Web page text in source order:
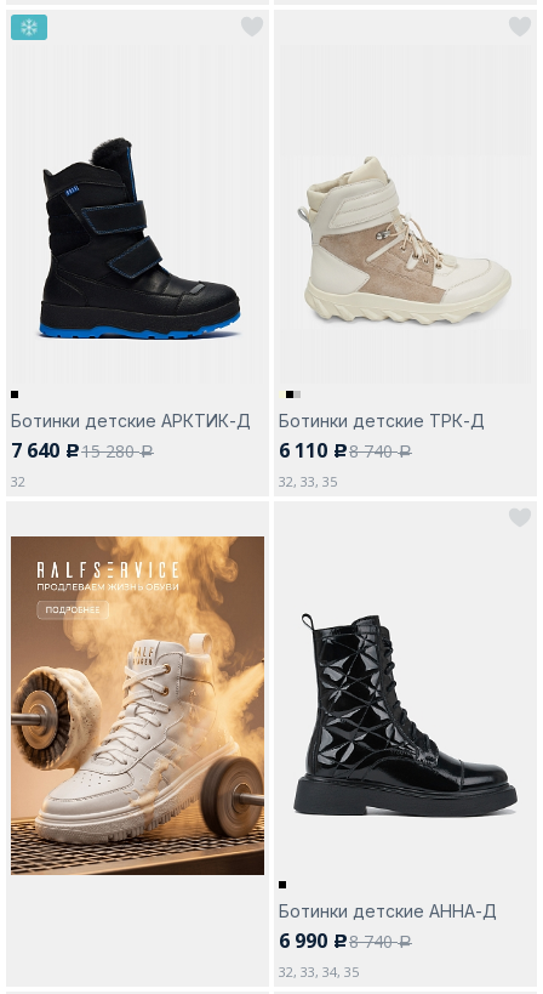
Ботинки детские АРКТИК-Д
7 640 c15 280a
32
Ботинки детские ТРК-Д
6 110 c8 740a
32, 33, 35
Ботинки детские АННА-Д
6 990 c8 740a
32, 33, 34, 35